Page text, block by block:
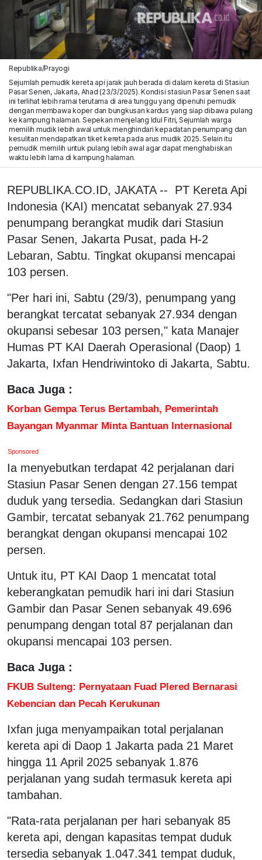
Republika/Prayogi
Sejumlah pemudik kereta api jarak jauh berada di dalam kereta di Stasiun
Pasar Senen, Jakarta, Ahad (23/3/2025). Kondisi stasiun Pasar Senen saat
ini terlihat lebih ramai terutama di area tunggu yang dipenuhi pemudik
dengan membawa koper dan bungkusan kardus yang siap dibawa pulang
ke kampung halaman. Sepekan menjelang Idul Fitri, Sejumlah warga
memilih mudik lebih awal untuk menghindari kepadatan penumpang dan
kesulitan mendapatkan tiket kereta pada arus mudik 2025. Selain itu
pemudik memilih untuk pulang lebih awal agar dapat menghabiskan
waktu lebih lama di kampung halaman.
REPUBLIKA.CO.ID, JAKATA -- PT Kereta Api
Indonesia (KAI) mencatat sebanyak 27.934
penumpang berangkat mudik dari Stasiun
Pasar Senen, Jakarta Pusat, pada H-2
Lebaran, Sabtu. Tingkat okupansi mencapai
103 persen.
"Per hari ini, Sabtu (29/3), penumpang yang
berangkat tercatat sebanyak 27.934 dengan
okupansi sebesar 103 persen," kata Manajer
Humas PT KAI Daerah Operasional (Daop) 1
Jakarta, Ixfan Hendriwintoko di Jakarta, Sabtu.
Baca Juga :
Korban Gempa Terus Bertambah, Pemerintah
Bayangan Myanmar Minta Bantuan Internasional
Sponsored
Ia menyebutkan terdapat 42 perjalanan dari
Stasiun Pasar Senen dengan 27.156 tempat
duduk yang tersedia. Sedangkan dari Stasiun
Gambir, tercatat sebanyak 21.762 penumpang
berangkat dengan okupansi mencapai 102
persen.
Untuk itu, PT KAI Daop 1 mencatat total
keberangkatan pemudik hari ini dari Stasiun
Gambir dan Pasar Senen sebanyak 49.696
penumpang dengan total 87 perjalanan dan
okupansi mencapai 103 persen.
Baca Juga :
FKUB Sulteng: Pernyataan Fuad Plered Bernarasi
Kebencian dan Pecah Kerukunan
Ixfan juga menyampaikan total perjalanan
kereta api di Daop 1 Jakarta pada 21 Maret
hingga 11 April 2025 sebanyak 1.876
perjalanan yang sudah termasuk kereta api
tambahan.
"Rata-rata perjalanan per hari sebanyak 85
kereta api, dengan kapasitas tempat duduk
tersedia sebanyak 1.047.341 tempat duduk,